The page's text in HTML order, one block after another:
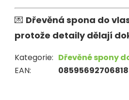
💌 Dřevěná spona do
protože detaily dělají
Kategorie: Dřevěné spony
EAN: 08595692706818